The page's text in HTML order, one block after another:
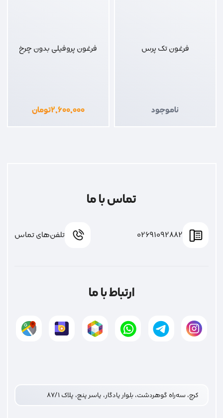
فرغون تک پرس
ناموجود
فرغون پروفیلی بدون چرخ
۲,۶۰۰,۰۰۰تومان
تماس با ما
02691092882 تلفن‌های تماس
ارتباط با ما
کرج، سه‌راه گوهردشت، بلوار یادگار، یاسر پنج، پلاک ۸۷/۱